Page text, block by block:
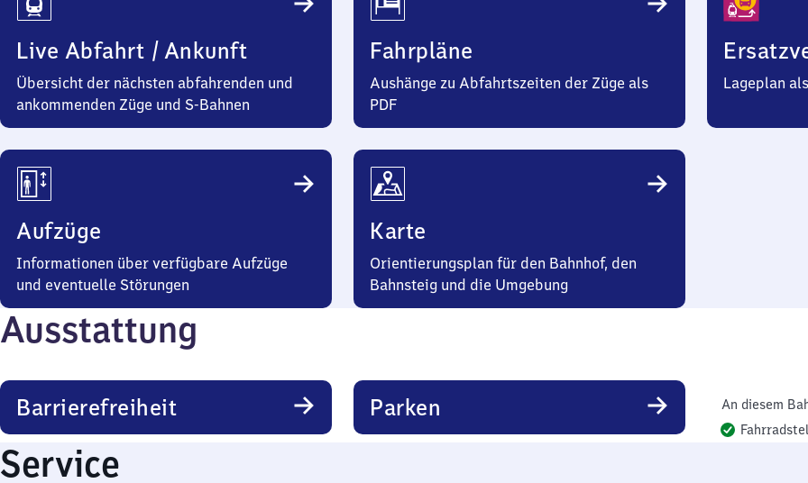
Live Abfahrt / Ankunft
Übersicht der nächsten abfahrenden und
ankommenden Züge und S-Bahnen
Fahrpläne
Aushänge zu Abfahrtszeiten der Züge als
PDF
Lageplan
Aufzüge
Informationen über verfügbare Aufzüge
und eventuelle Störungen
Karte
Orientierungsplan für den Bahnhof, den
Bahnsteig und die Umgebung
Ausstattung
Barrierefreiheit Parken
An diesem
Service